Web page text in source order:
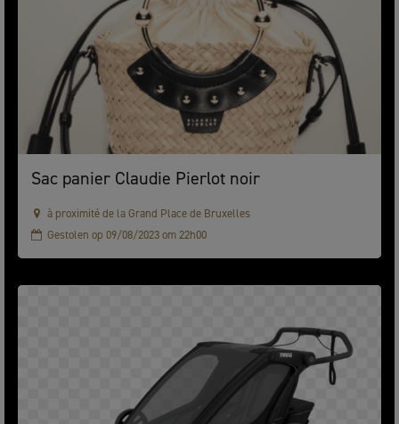
Sac panier Claudie Pierlot noir
à proximité de la Grand Place de Bruxelles
Gestolen op 09/08/2023 om 22h00